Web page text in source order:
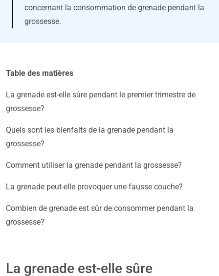
concernant la consommation de grenade pendant la
grossesse.
Table des matières
La grenade est-elle sûre pendant le premier trimestre de
grossesse?
Quels sont les bienfaits de la grenade pendant la
grossesse?
Comment utiliser la grenade pendant la grossesse?
La grenade peut-elle provoquer une fausse couche?
Combien de grenade est sûr de consommer pendant la
grossesse?
La grenade est-elle sûre